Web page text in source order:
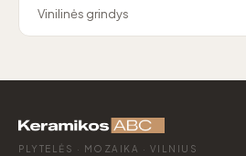
Vinilinės grindys
PLYTELĖS · MOZAIKA · VILNIUS